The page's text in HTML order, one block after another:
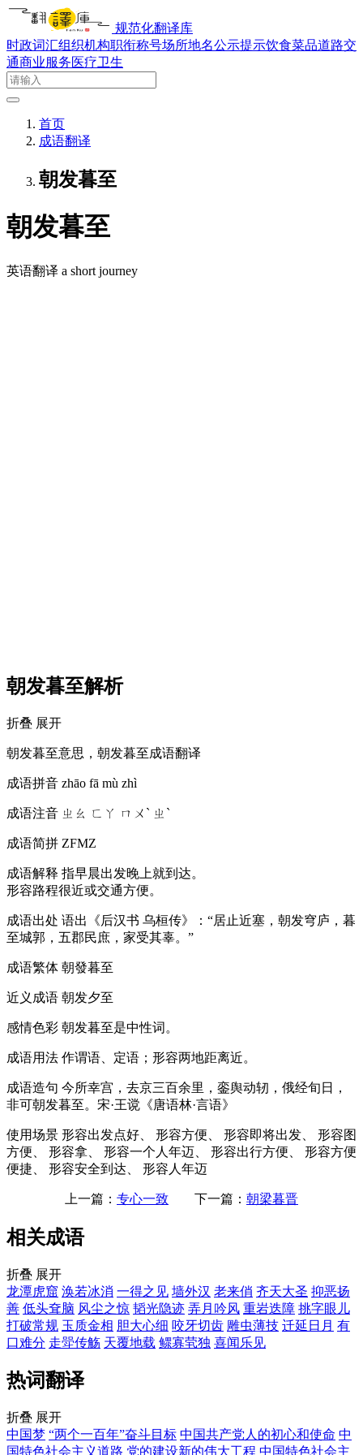
规范化翻译库
时政词汇组织机构职衔称号场所地名公示提示饮食菜品道路交
通商业服务医疗卫生
首页
成语翻译
朝发暮至
朝发暮至
英语翻译 a short journey
朝发暮至解析
折叠 展开
朝发暮至意思，朝发暮至成语翻译
成语拼音 zhāo fā mù zhì
成语注音 ㄓㄠ ㄈㄚ ㄇㄨˋ ㄓˋ
成语简拼 ZFMZ
成语解释 指早晨出发晚上就到达。
形容路程很近或交通方便。
成语出处 语出《后汉书 乌桓传》：“居止近塞，朝发穹庐，暮
至城郭，五郡民庶，家受其辜。”
成语繁体 朝發暮至
近义成语 朝发夕至
感情色彩 朝发暮至是中性词。
成语用法 作谓语、定语；形容两地距离近。
成语造句 今所幸宫，去京三百余里，銮舆动轫，俄经旬日，
非可朝发暮至。宋·王谠《唐语林·言语》
使用场景 形容出发点好、 形容方便、 形容即将出发、 形容图
方便、 形容拿、 形容一个人年迈、 形容出行方便、 形容方便
便捷、 形容安全到达、 形容人年迈
上一篇： 专心一致 下一篇： 朝梁暮晋
相关成语
折叠 展开
龙潭虎窟 涣若冰消 一得之见 墙外汉 老来俏 齐天大圣 抑恶扬
善 低头耷脑 风尘之惊 韬光隐迹 弄月吟风 重岩迭障 挑字眼儿
打破常规 玉质金相 胆大心细 咬牙切齿 雕虫薄技 迁延日月 有
口难分 走斝传觞 天覆地载 鳏寡茕独 喜闻乐见
热词翻译
折叠 展开
中国梦 “两个一百年”奋斗目标 中国共产党人的初心和使命 中
国特色社会主义道路 党的建设新的伟大工程 中国特色社会主